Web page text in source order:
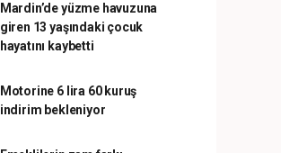
Mardin’de yüzme havuzuna
giren 13 yaşındaki çocuk
hayatını kaybetti
Motorine 6 lira 60 kuruş
indirim bekleniyor